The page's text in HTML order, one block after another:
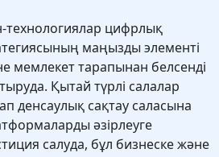
технологиялар цифрлық
маңызды элементі
мемлекет тарапынан белсенді
Қытай түрлі салалар
денсаулық сақтау саласына
әзірлеуге
салуда, бұл бизнеске және